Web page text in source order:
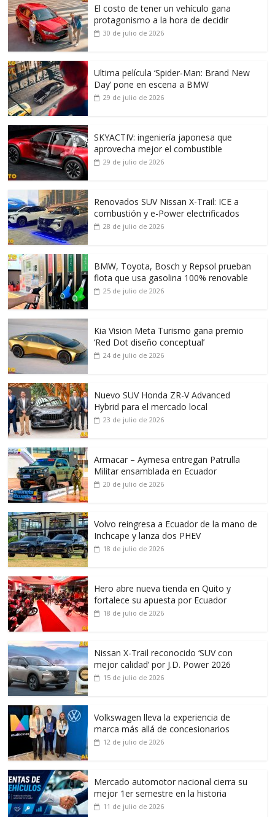
El costo de tener un vehículo gana
protagonismo a la hora de decidir
30 de julio de 2026
Ultima película ‘Spider‑Man: Brand New
Day’ pone en escena a BMW
29 de julio de 2026
SKYACTIV: ingeniería japonesa que
aprovecha mejor el combustible
29 de julio de 2026
Renovados SUV Nissan X-Trail: ICE a
combustión y e-Power electrificados
28 de julio de 2026
BMW, Toyota, Bosch y Repsol prueban
flota que usa gasolina 100% renovable
25 de julio de 2026
Kia Vision Meta Turismo gana premio
‘Red Dot diseño conceptual’
24 de julio de 2026
Nuevo SUV Honda ZR-V Advanced
Hybrid para el mercado local
23 de julio de 2026
Armacar – Aymesa entregan Patrulla
Militar ensamblada en Ecuador
20 de julio de 2026
Volvo reingresa a Ecuador de la mano de
Inchcape y lanza dos PHEV
18 de julio de 2026
Hero abre nueva tienda en Quito y
fortalece su apuesta por Ecuador
18 de julio de 2026
Nissan X-Trail reconocido ‘SUV con
mejor calidad’ por J.D. Power 2026
15 de julio de 2026
Volkswagen lleva la experiencia de
marca más allá de concesionarios
12 de julio de 2026
Mercado automotor nacional cierra su
mejor 1er semestre en la historia
11 de julio de 2026